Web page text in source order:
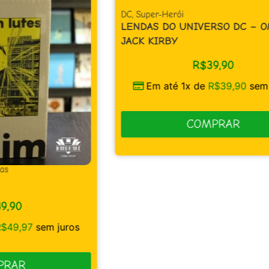
DC,Super-Herói
LENDAS DO UNIVERSO DC – OMAC –
JACK KIRBY
Em até 1x de R$39,90sem juros